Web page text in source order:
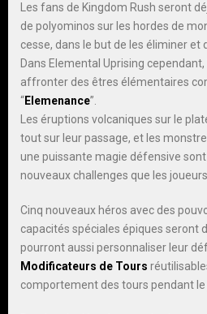
Les fans de Kingdom Rush seront
de polyominos sur les hordes de
cesse, dans le but de les éliminer et
Dans Elemental Uprising
affronter des êtres élémentaires
“Elemenance”.
Les éruptions volcaniques sur le
tout sur leur passage, et les
une puissante magie défensive
nouveaux challenges que les
Cinq nouveaux héros avec des
capacités spéciales épiques seront
pourront aussi personnaliser leur
Modificateurs de Tours
comportement des tours pendant le